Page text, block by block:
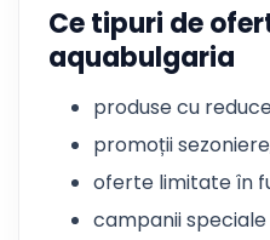
Ce tipuri de
aquabulgaria
produse cu
promoții
oferte limitate în
campanii